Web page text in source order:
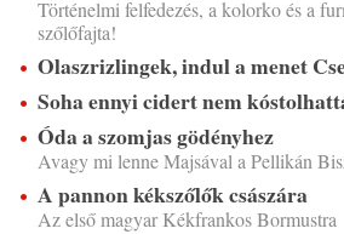
Történelmi felfedezés, a kolorko és a
szőlőfajta!
Olaszrizlingek, indul a menet
Soha ennyi cidert nem
Óda a szomjas gödényhez
Avagy mi lenne Majsával a Pellikán
A pannon kékszőlők császára
Az első magyar Kékfrankos Bormustra